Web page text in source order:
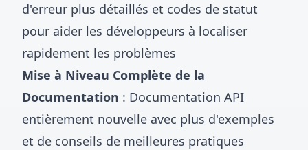
d'erreur plus détaillés et codes de statut
pour aider les développeurs à localiser
rapidement les problèmes
Mise à Niveau Complète de la
Documentation : Documentation API
entièrement nouvelle avec plus d'exemples
et de conseils de meilleures pratiques